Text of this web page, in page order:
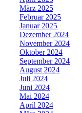
März 2025
Februar 2025
Januar 2025
Dezember 2024
November 2024
Oktober 2024
September 2024
August 2024
Juli 2024
Juni 2024
Mai 2024
April 2024